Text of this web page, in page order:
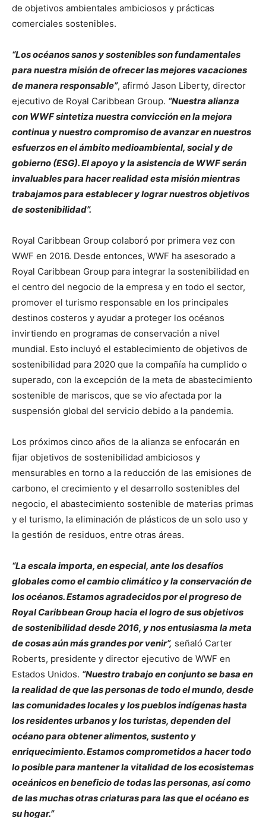
de objetivos ambientales ambiciosos y prácticas
comerciales sostenibles.
“Los océanos sanos y sostenibles son fundamentales
para nuestra misión de ofrecer las mejores vacaciones
de manera responsable”, afirmó Jason Liberty, director
ejecutivo de Royal Caribbean Group. “Nuestra alianza
con WWF sintetiza nuestra convicción en la mejora
continua y nuestro compromiso de avanzar en nuestros
esfuerzos en el ámbito medioambiental, social y de
gobierno (ESG). El apoyo y la asistencia de WWF serán
invaluables para hacer realidad esta misión mientras
trabajamos para establecer y lograr nuestros objetivos
de sostenibilidad”.
Royal Caribbean Group colaboró por primera vez con
WWF en 2016. Desde entonces, WWF ha asesorado a
Royal Caribbean Group para integrar la sostenibilidad en
el centro del negocio de la empresa y en todo el sector,
promover el turismo responsable en los principales
destinos costeros y ayudar a proteger los océanos
invirtiendo en programas de conservación a nivel
mundial. Esto incluyó el establecimiento de objetivos de
sostenibilidad para 2020 que la compañía ha cumplido o
superado, con la excepción de la meta de abastecimiento
sostenible de mariscos, que se vio afectada por la
suspensión global del servicio debido a la pandemia.
Los próximos cinco años de la alianza se enfocarán en
fijar objetivos de sostenibilidad ambiciosos y
mensurables en torno a la reducción de las emisiones de
carbono, el crecimiento y el desarrollo sostenibles del
negocio, el abastecimiento sostenible de materias primas
y el turismo, la eliminación de plásticos de un solo uso y
la gestión de residuos, entre otras áreas.
“La escala importa, en especial, ante los desafíos
globales como el cambio climático y la conservación de
los océanos. Estamos agradecidos por el progreso de
Royal Caribbean Group hacia el logro de sus objetivos
de sostenibilidad desde 2016, y nos entusiasma la meta
de cosas aún más grandes por venir”, señaló Carter
Roberts, presidente y director ejecutivo de WWF en
Estados Unidos. “Nuestro trabajo en conjunto se basa en
la realidad de que las personas de todo el mundo, desde
las comunidades locales y los pueblos indígenas hasta
los residentes urbanos y los turistas, dependen del
océano para obtener alimentos, sustento y
enriquecimiento. Estamos comprometidos a hacer todo
lo posible para mantener la vitalidad de los ecosistemas
oceánicos en beneficio de todas las personas, así como
de las muchas otras criaturas para las que el océano es
su hogar.”